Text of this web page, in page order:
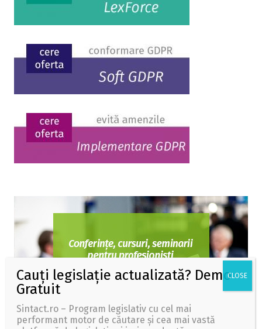
Sintact.ro – Program legislativ cu cel mai
performant motor de căutare și cea mai vastă